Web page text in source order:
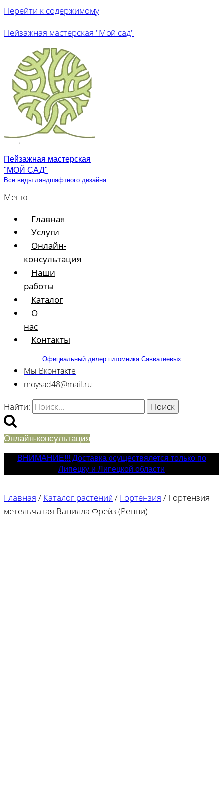
Перейти к содержимому
Пейзажная мастерская "Мой сад"
Пейзажная мастерская
"МОЙ САД"
Все виды ландшафтного дизайна
Меню
Главная
Услуги
Онлайн-
консультация
Наши
работы
Каталог
О
нас
Контакты
Официальный дилер питомника Савватеевых
Мы Вконтакте
moysad48@mail.ru
Найти:
Онлайн-консультация
ВНИМАНИЕ!!! Доставка осуществялется только по
Липецку и Липецкой области
Главная / Каталог растений / Гортензия / Гортензия
метельчатая Ванилла Фрейз (Ренни)